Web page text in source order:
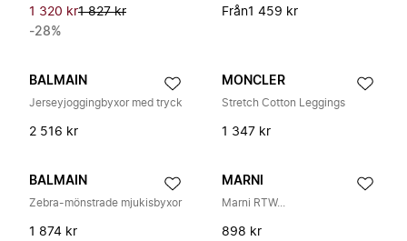
1 320 kr1 827 kr
-28%
Från1 459 kr
BALMAIN
Jerseyjoggingbyxor med tryck
2 516 kr
MONCLER
Stretch Cotton Leggings
1 347 kr
BALMAIN
Zebra-mönstrade mjukisbyxor
1 874 kr
MARNI
Marni RTW...
898 kr